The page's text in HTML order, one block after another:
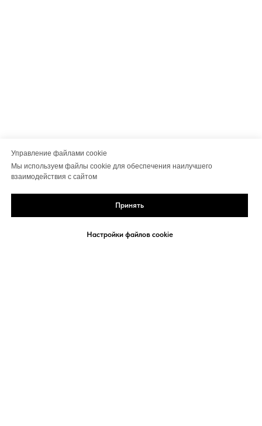
Управление файлами cookie
Мы используем файлы cookie для обеспечения наилучшего
взаимодействия с сайтом
Принять
Настройки файлов cookie